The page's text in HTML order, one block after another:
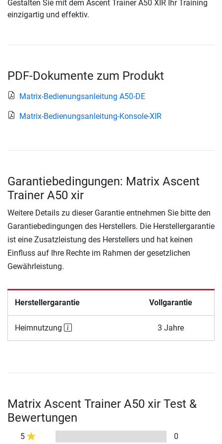
Gestalten Sie mit dem Ascent Trainer A50 XIR Ihr Training
einzigartig und effektiv.
PDF-Dokumente zum Produkt
Matrix-Bedienungsanleitung A50-DE
Matrix-Bedienungsanleitung-Konsole-XIR
Garantiebedingungen: Matrix Ascent
Trainer A50 xir
Weitere Details zu dieser Garantie entnehmen Sie bitte den
Garantiebedingungen des Herstellers. Die Herstellergarantie
ist eine Zusatzleistung des Herstellers und hat keinen
Einfluss auf Ihre Rechte im Rahmen der gesetzlichen
Gewährleistung.
Herstellergarantie Vollgarantie
Heimnutzung 3 Jahre
Matrix Ascent Trainer A50 xir Test &
Bewertungen
5 0